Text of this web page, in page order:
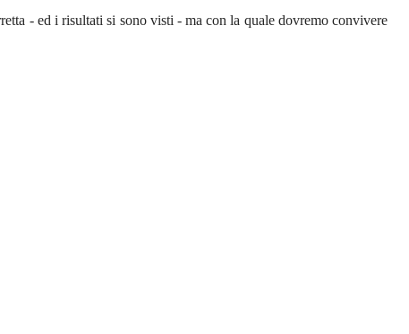
- ed i risultati si sono visti - ma con la quale dovremo convivere